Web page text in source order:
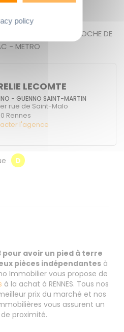
- LOCALISATION - PROCHE DE
- METRO
LECOMTE
- GUENNO SAINT-MARTIN
rue de Saint-Malo
Rennes
l'agence
D
pour avoir un pied à terre
pièces indépendantes à
Immobilier vous propose de
à la achat à RENNES. Tous nos
prix du marché et nos
vous assurent un
proximité.
policy